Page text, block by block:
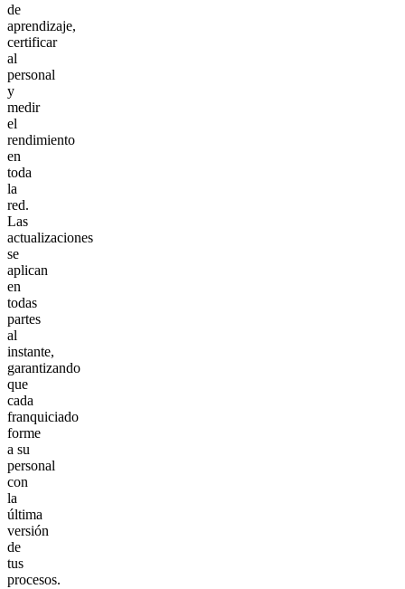
de
aprendizaje,
certificar
al
personal
y
medir
el
rendimiento
en
toda
la
red.
Las
actualizaciones
se
aplican
en
todas
partes
al
instante,
garantizando
que
cada
franquiciado
forme
a su
personal
con
la
última
versión
de
tus
procesos.